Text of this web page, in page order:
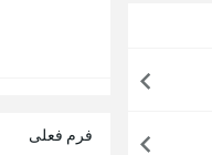
فرم فعلی